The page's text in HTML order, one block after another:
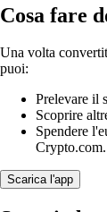
Cosa fare
Una volta
puoi:
Prelevare il
Scoprire
Spendere
Crypto.com.
Scarica l'app